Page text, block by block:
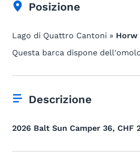
Posizione
Lago di Quattro Cantoni » Horw
Questa barca dispone
Descrizione
2026 Balt Sun Camper 36, CHF